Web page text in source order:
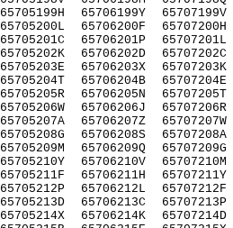
65705199H
65705200L
65705201C
65705202K
65705203E
65705204T
65705205R
65705206W
65705207A
65705208G
65705209M
65705210Y
65705211F
65705212P
65705213D
65705214X
65706199Y
65706200F
65706201P
65706202D
65706203X
65706204B
65706205N
65706206J
65706207Z
65706208S
65706209Q
65706210V
65706211H
65706212L
65706213C
65706214K
65707199V
65707200H
65707201L
65707202C
65707203K
65707204E
65707205T
65707206R
65707207W
65707208A
65707209G
65707210M
65707211Y
65707212F
65707213P
65707214D